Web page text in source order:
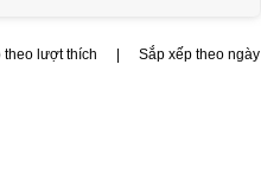
theo lượt thích Sắp xếp theo ngày